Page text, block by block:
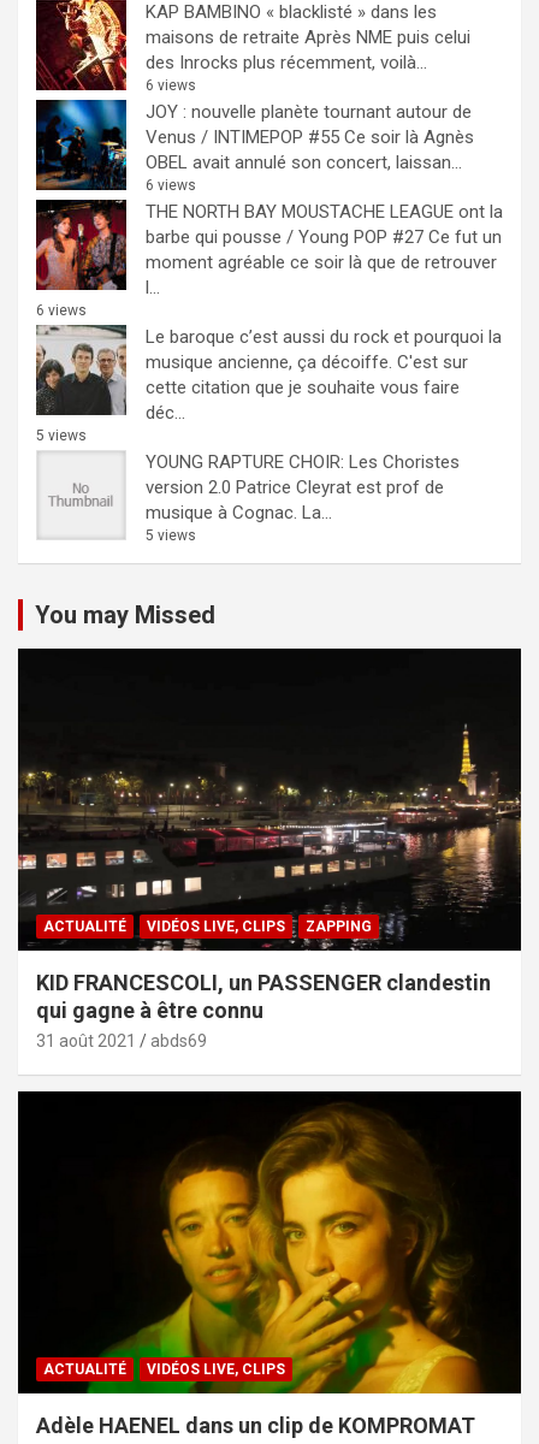
KAP BAMBINO « blacklisté » dans les
maisons de retraite Après NME puis celui
des Inrocks plus récemment, voilà...
6 views
JOY : nouvelle planète tournant autour de
Venus / INTIMEPOP #55 Ce soir là Agnès
OBEL avait annulé son concert, laissan...
6 views
THE NORTH BAY MOUSTACHE LEAGUE ont la
barbe qui pousse / Young POP #27 Ce fut un
moment agréable ce soir là que de retrouver
l...
6 views
Le baroque c’est aussi du rock et pourquoi la
musique ancienne, ça décoiffe. C'est sur
cette citation que je souhaite vous faire
déc...
5 views
YOUNG RAPTURE CHOIR: Les Choristes
version 2.0 Patrice Cleyrat est prof de
musique à Cognac. La...
5 views
You may Missed
ACTUALITÉ VIDÉOS LIVE, CLIPS ZAPPING
KID FRANCESCOLI, un PASSENGER clandestin
qui gagne à être connu
31 août 2021 abds69
ACTUALITÉ VIDÉOS LIVE, CLIPS
Adèle HAENEL dans un clip de KOMPROMAT